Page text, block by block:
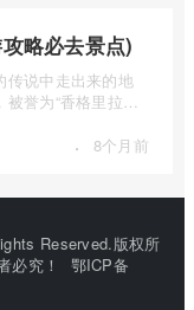
略必去景点)
传说中走出来的地
誉为“香格里拉的
· 8个月前
Reserved.版权所
必究！
鄂ICP备